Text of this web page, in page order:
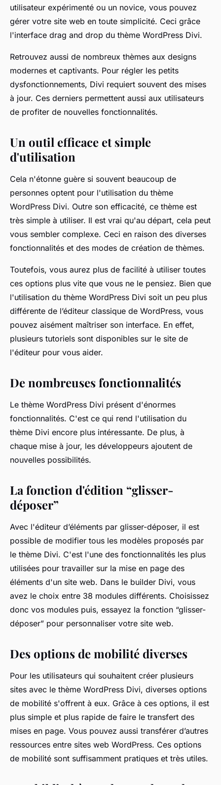
utilisateur expérimenté ou un novice, vous pouvez
gérer votre site web en toute simplicité. Ceci grâce
l'interface drag and drop du thème WordPress Divi.
Retrouvez aussi de nombreux thèmes aux designs
modernes et captivants. Pour régler les petits
dysfonctionnements, Divi requiert souvent des mises
à jour. Ces derniers permettent aussi aux utilisateurs
de profiter de nouvelles fonctionnalités.
Un outil efficace et simple
d'utilisation
Cela n'étonne guère si souvent beaucoup de
personnes optent pour l'utilisation du thème
WordPress Divi. Outre son efficacité, ce thème est
très simple à utiliser. Il est vrai qu'au départ, cela peut
vous sembler complexe. Ceci en raison des diverses
fonctionnalités et des modes de création de thèmes.
Toutefois, vous aurez plus de facilité à utiliser toutes
ces options plus vite que vous ne le pensiez. Bien que
l'utilisation du thème WordPress Divi soit un peu plus
différente de l’éditeur classique de WordPress, vous
pouvez aisément maîtriser son interface. En effet,
plusieurs tutoriels sont disponibles sur le site de
l'éditeur pour vous aider.
De nombreuses fonctionnalités
Le thème WordPress Divi présent d'énormes
fonctionnalités. C'est ce qui rend l'utilisation du
thème Divi encore plus intéressante. De plus, à
chaque mise à jour, les développeurs ajoutent de
nouvelles possibilités.
La fonction d'édition “glisser-
déposer”
Avec l'éditeur d’éléments par glisser-déposer, il est
possible de modifier tous les modèles proposés par
le thème Divi. C'est l'une des fonctionnalités les plus
utilisées pour travailler sur la mise en page des
éléments d'un site web. Dans le builder Divi, vous
avez le choix entre 38 modules différents. Choisissez
donc vos modules puis, essayez la fonction “glisser-
déposer” pour personnaliser votre site web.
Des options de mobilité diverses
Pour les utilisateurs qui souhaitent créer plusieurs
sites avec le thème WordPress Divi, diverses options
de mobilité s'offrent à eux. Grâce à ces options, il est
plus simple et plus rapide de faire le transfert des
mises en page. Vous pouvez aussi transférer d’autres
ressources entre sites web WordPress. Ces options
de mobilité sont suffisamment pratiques et très utiles.